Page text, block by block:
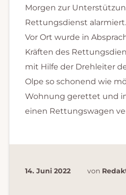
Morgen zur
Rettungsdienst alarmiert.
Vor Ort wurde in
Kräften des
mit Hilfe der Drehleiter
Olpe so schonend wie
Wohnung gerettet und
einen Rettungswagen
14. Juni 2022 von